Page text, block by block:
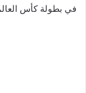
في بطولة كأس العالم